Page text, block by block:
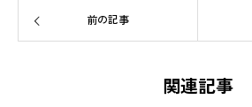
前の記事
関連記事